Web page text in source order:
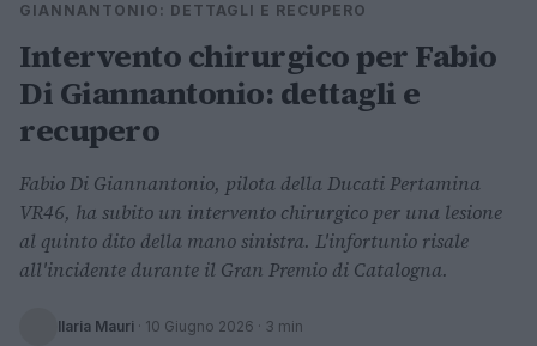
GIANNANTONIO: DETTAGLI E RECUPERO
Intervento chirurgico per Fabio
Di Giannantonio: dettagli e
recupero
Fabio Di Giannantonio, pilota della Ducati Pertamina
VR46, ha subito un intervento chirurgico per una lesione
al quinto dito della mano sinistra. L'infortunio risale
all'incidente durante il Gran Premio di Catalogna.
Ilaria Mauri · 10 Giugno 2026 · 3 min